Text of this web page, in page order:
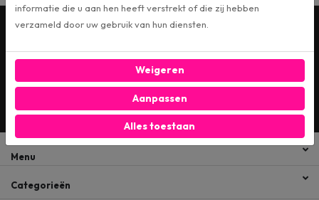
onze digitale nieuwsbrief!
INSCHRIJVEN
Ja, ik schrijf me in voor de maandelijkse marketingpromoties
Menu
Categorieën
informatie die u aan hen heeft verstrekt of die zij hebben
verzameld door uw gebruik van hun diensten.
Weigeren
Aanpassen
Alles toestaan